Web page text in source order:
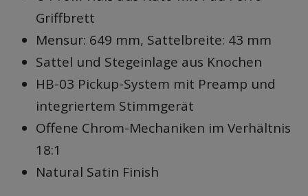
Griffbrett
Mensur: 649 mm, Sattelbreite: 43 mm
Sattel und Stegeinlage aus Knochen
HB-03 Pickup-System mit Preamp und
integriertem Stimmgerät
Offene Chrom-Mechaniken im Verhältnis
18:1
Natural Satin Finish